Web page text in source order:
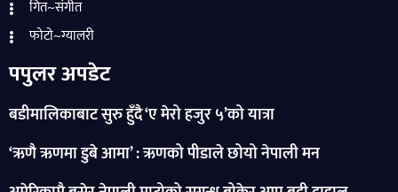
गित~संगीत
फोटो~ग्यालरी
पपुलर अपडेट
बडीमालिकाबाट सुरु हुँदै ‘ए मेरो हजुर ५’को यात्रा
‘ऋणै ऋणमा डुबे आमा’ : ऋणको पीडाले छोयो नेपाली मन